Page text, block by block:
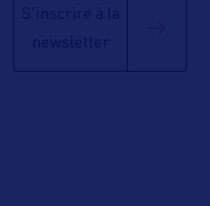
S'inscrire à la
newsletter